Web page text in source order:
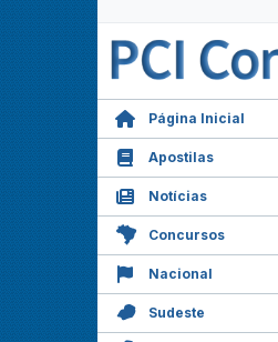
Página Inicial
Apostilas
Notícias
Concursos
Nacional
Sudeste